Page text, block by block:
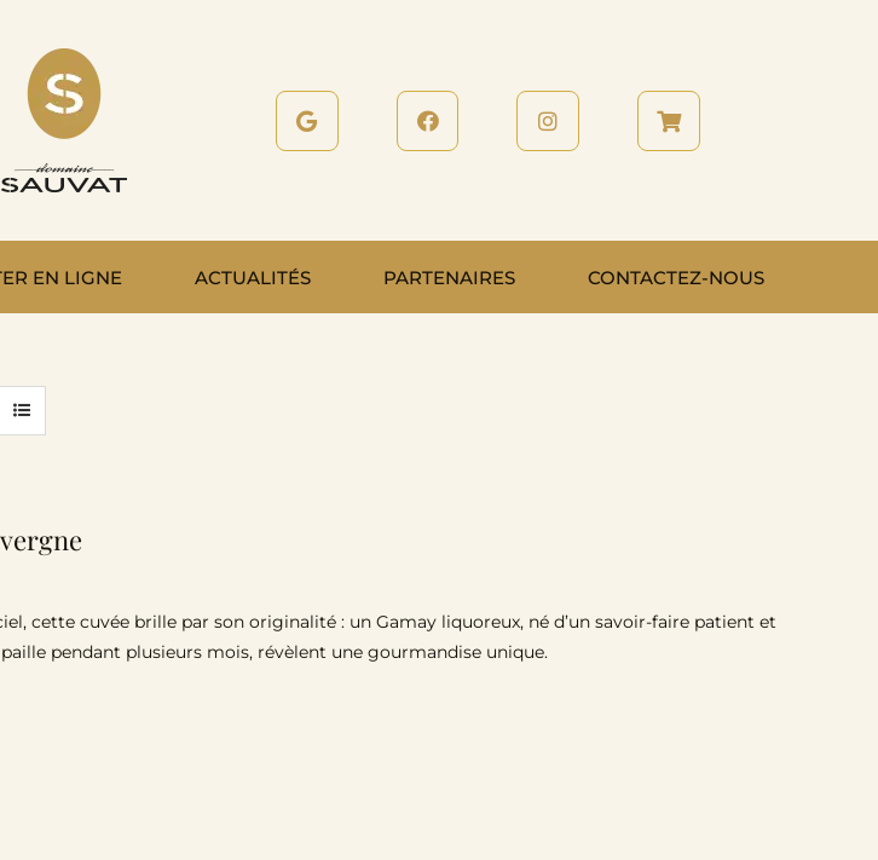
EN LIGNE ACTUALITÉS PARTENAIRES CONTACTEZ-NOUS
cette cuvée brille par son originalité : un Gamay liquoreux, né d’un savoir-faire patient et
paille pendant plusieurs mois, révèlent une gourmandise unique.